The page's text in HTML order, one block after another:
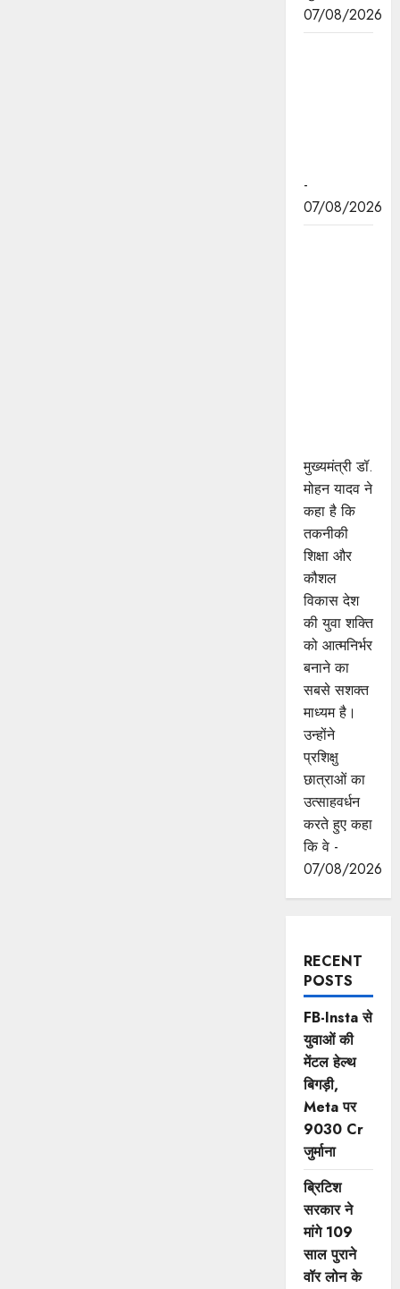
07/08/2026
-
07/08/2026
मुख्यमंत्री डॉ.
मोहन यादव ने
कहा है कि
तकनीकी
शिक्षा और
कौशल
विकास देश
की युवा शक्ति
को आत्मनिर्भर
बनाने का
सबसे सशक्त
माध्यम है।
उन्होंने
प्रशिक्षु
छात्राओं का
उत्साहवर्धन
करते हुए कहा
कि वे -
07/08/2026
RECENT
POSTS
FB-Insta से
युवाओं की
मेंटल हेल्थ
बिगड़ी,
Meta पर
9030 Cr
जुर्माना
ब्रिटिश
सरकार ने
मांगे 109
साल पुराने
वॉर लोन के